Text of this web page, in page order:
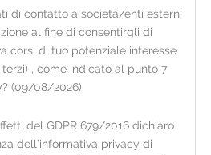
l'interessato, tramite
in filiale o tramite il
(ove è possibile anche il
di un video del candidato);
di contatto a società/enti esterni
al fine di consentirgli di
corsi di tuo potenziale interesse
, come indicato al punto 7
(09/08/2026)
del GDPR 679/2016 dichiaro
dell’informativa privacy di